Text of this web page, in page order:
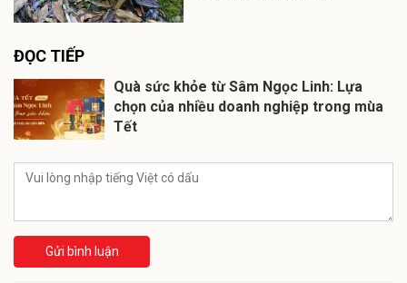
ĐỌC TIẾP
Quà sức khỏe từ Sâm Ngọc Linh: Lựa
chọn của nhiều doanh nghiệp trong mùa
Tết
Gửi bình luận